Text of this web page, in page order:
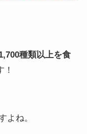
種類以上を食
！
よね。